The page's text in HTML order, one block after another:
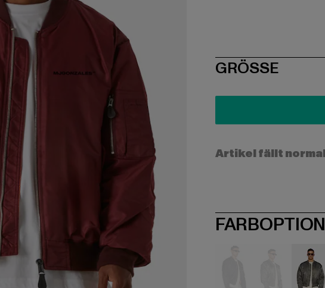
SIZE
GRÖSSE
Artikel fällt